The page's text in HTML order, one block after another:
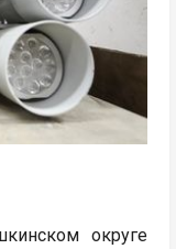
округе